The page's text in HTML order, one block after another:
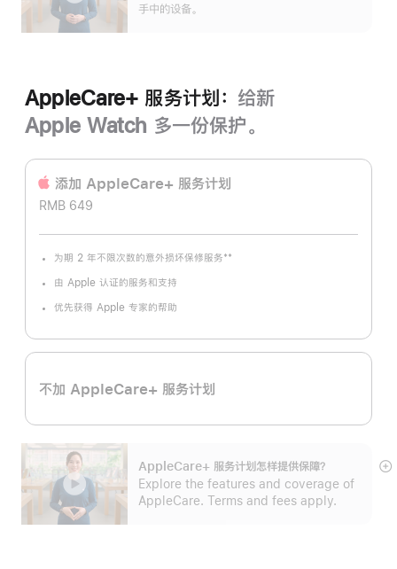
手中的设备。
AppleCare+ 服务计划： 给新
Apple Watch 多一份保护。
添加 AppleCare+ 服务计‍划
RMB 649
为期 2 年不限次数的意外损坏保修服务
注
**
由 Apple 认证的服务和支持
优先获得 Apple 专家的帮助
不加 AppleCare+ 服务计划
AppleCare+ 服务计划怎样提供保⁠障？
Explore the features and coverage of
AppleCare. Terms and fees apply.
展